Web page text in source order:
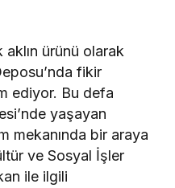
ürünü olarak
fikir
ediyor. Bu defa
yaşayan
mekanında bir araya
ve Sosyal İşler
ile ilgili